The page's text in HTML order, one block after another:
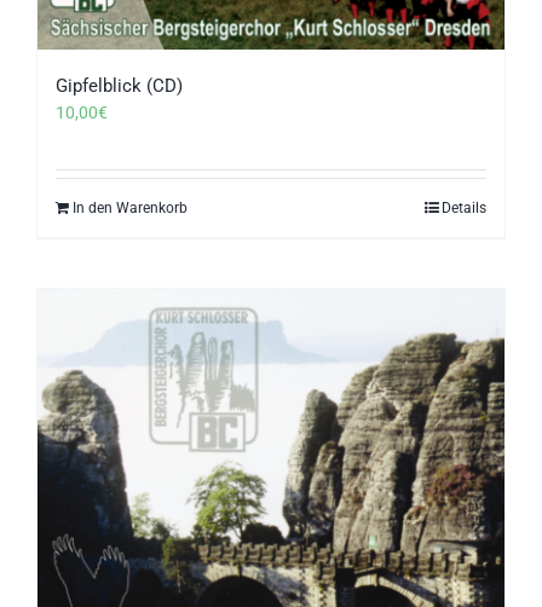
Gipfelblick (CD)
10,00€
In den Warenkorb Details